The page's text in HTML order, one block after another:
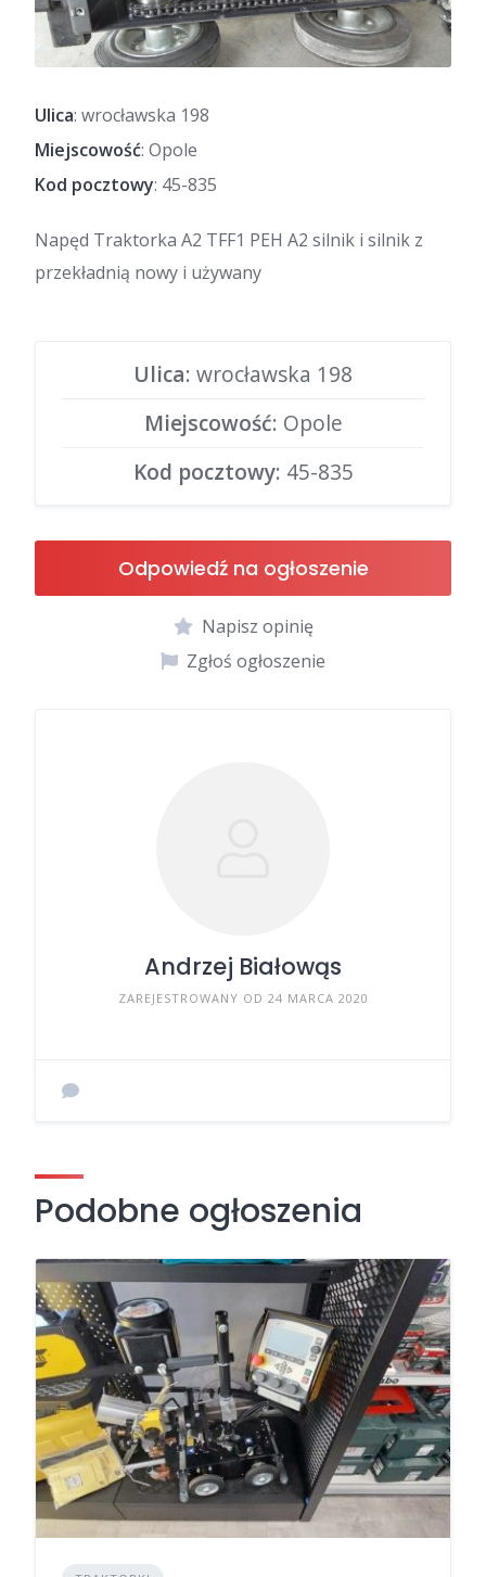
Ulica: wrocławska 198
Miejscowość: Opole
Kod pocztowy: 45-835
Napęd Traktorka A2 TFF1 PEH A2 silnik i silnik z
przekładnią nowy i używany
Ulica: wrocławska 198
Miejscowość: Opole
Kod pocztowy: 45-835
Odpowiedź na ogłoszenie
Napisz opinię
Zgłoś ogłoszenie
Andrzej Białowąs
ZAREJESTROWANY OD 24 MARCA 2020
Podobne ogłoszenia